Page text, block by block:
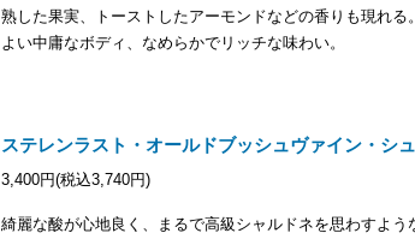
熟した果実、トーストしたアーモンドなどの香りも現れる
よい中庸なボディ、なめらかでリッチな味わい。
ステレンラスト・オールドブッシュヴァイン・シ
3,400円(税込3,740円)
綺麗な酸が心地良く、まるで高級シャルドネを思わすよう